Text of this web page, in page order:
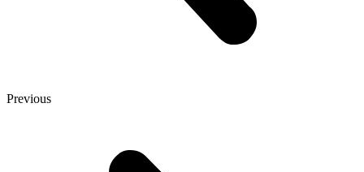
Previous